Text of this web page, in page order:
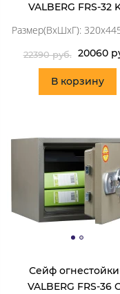
VALBERG FRS-32
Размер(ВхШхГ):
22390 руб. 20060
В корзину
Сейф
VALBERG FRS-36